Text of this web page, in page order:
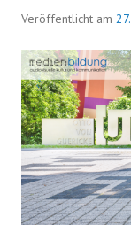
Veröffentlicht am